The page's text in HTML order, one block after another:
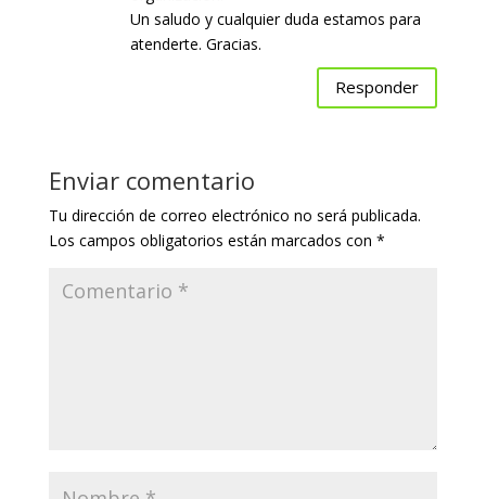
Un saludo y cualquier duda estamos para
atenderte. Gracias.
Responder
Enviar comentario
Tu dirección de correo electrónico no será publicada.
Los campos obligatorios están marcados con *